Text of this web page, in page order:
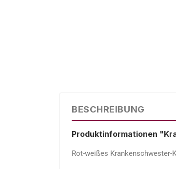
BESCHREIBUNG
Produktinformationen
Rot-weißes